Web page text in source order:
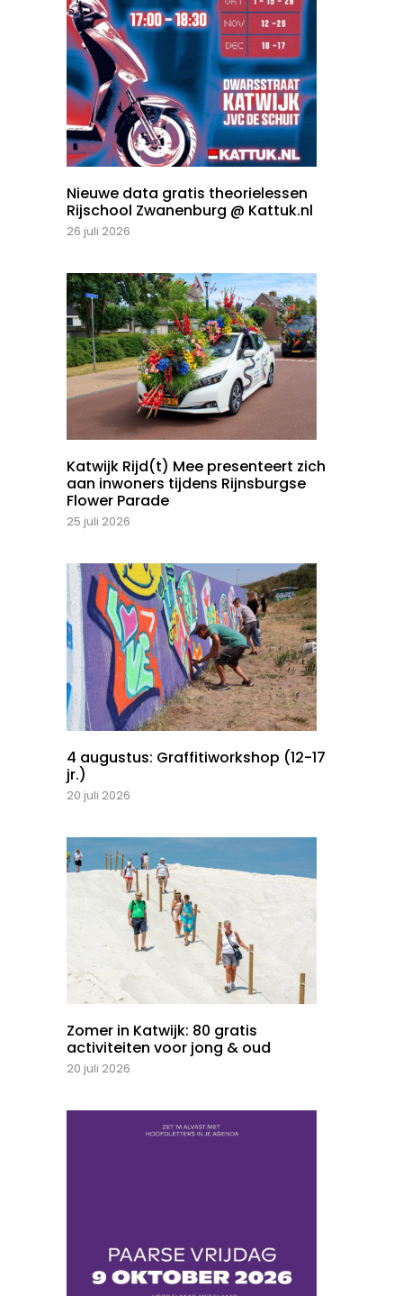
Nieuwe data gratis theorielessen
Rijschool Zwanenburg @ Kattuk.nl
26 juli 2026
Katwijk Rijd(t) Mee presenteert zich
aan inwoners tijdens Rijnsburgse
Flower Parade
25 juli 2026
4 augustus: Graffitiworkshop (12-17
jr.)
20 juli 2026
Zomer in Katwijk: 80 gratis
activiteiten voor jong & oud
20 juli 2026